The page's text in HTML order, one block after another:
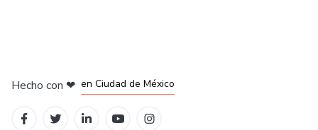
Hecho con ❤ en Ciudad de México